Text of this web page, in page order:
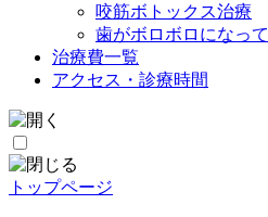
咬筋ボトックス治療
歯がボロボロになっ
治療費一覧
アクセス・診療時間
トップページ